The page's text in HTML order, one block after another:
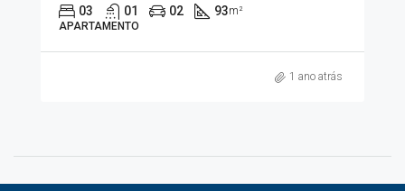
03 01 02 93m²
APARTAMENTO
1 ano atrás